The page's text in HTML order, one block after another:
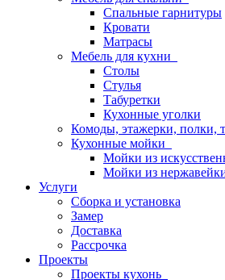
Спальные гарнитуры
Кровати
Матрасы
Мебель для кухни
Столы
Стулья
Табуретки
Кухонные уголки
Комоды, этажерки, полки,
Кухонные мойки
Мойки из
Мойки из
Услуги
Сборка и установка
Замер
Доставка
Рассрочка
Проекты
Проекты кухонь